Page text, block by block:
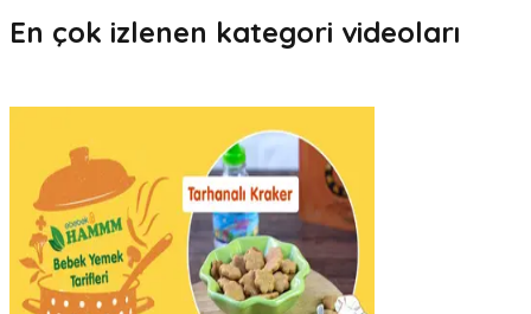
En çok izlenen kategori videoları